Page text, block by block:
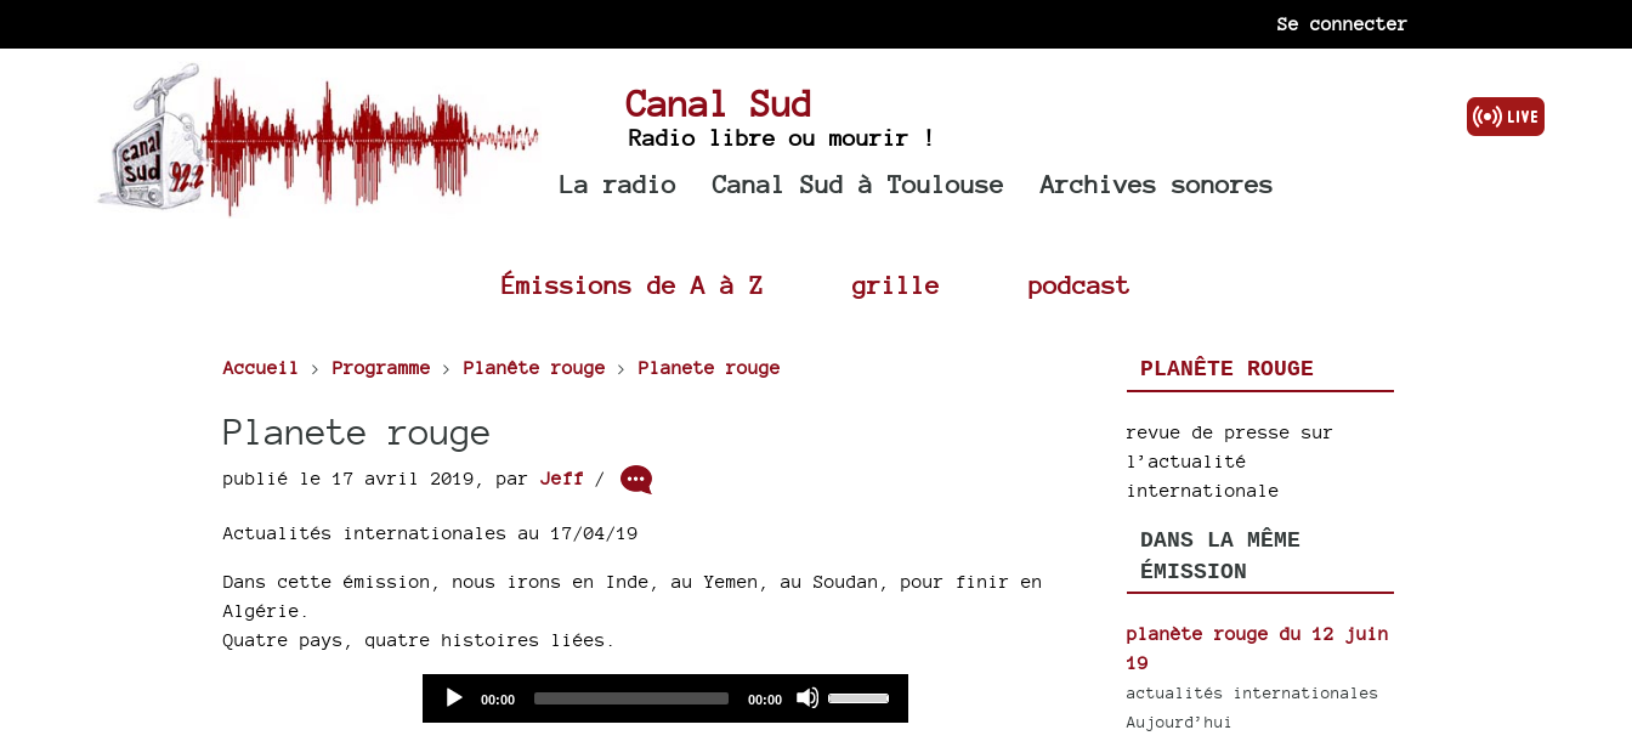
Se connecter
Canal Sud
Radio libre ou mourir !
La radio Canal Sud à Toulouse Archives sonores
Émissions de A à Z grille podcast
Accueil > Programme > Planête rouge > Planete rouge
Planete rouge
publié le 17 avril 2019 par Jeff /
Actualités internationales au 17/04/19
Dans cette émission, nous irons en Inde, au Yemen, au Soudan, pour finir en
Algérie.
Quatre pays, quatre histoires liées.
Current
00:00
Total
00:00
PLANÊTE ROUGE
revue de presse sur
l’actualité
internationale
DANS LA MÊME
ÉMISSION
planète rouge du 12 juin
19
actualités internationales
Aujourd’hui